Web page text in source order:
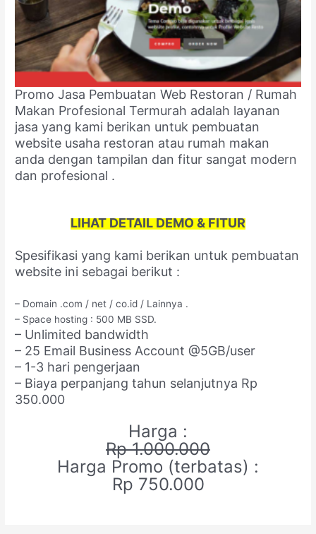
Promo Jasa Pembuatan Web Restoran / Rumah
Makan Profesional Termurah adalah layanan
jasa yang kami berikan untuk pembuatan
website usaha restoran atau rumah makan
anda dengan tampilan dan fitur sangat modern
dan profesional .
LIHAT DETAIL DEMO & FITUR
Spesifikasi yang kami berikan untuk pembuatan
website ini sebagai berikut :
– Domain .com / net / co.id / Lainnya .
– Space hosting : 500 MB SSD.
– Unlimited bandwidth
– 25 Email Business Account @5GB/user
– 1-3 hari pengerjaan
– Biaya perpanjang tahun selanjutnya Rp
350.000
Harga :
Rp 1.000.000
Harga Promo (terbatas) :
Rp 750.000